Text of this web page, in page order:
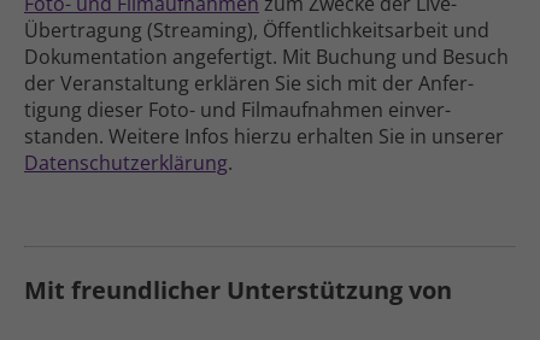
Übertragung (Streaming), Öffent­lich­keits­arbeit und
Doku­men­tation ange­fertigt. Mit Buchung und Besuch
der Veran­staltung erklären Sie sich mit der Anfer­
tigung dieser Foto- und Film­aufnahmen einver­
standen. Weitere Infos hierzu erhalten Sie in unserer
Daten­schutz­erklärung.
Mit freundlicher Unterstützung von